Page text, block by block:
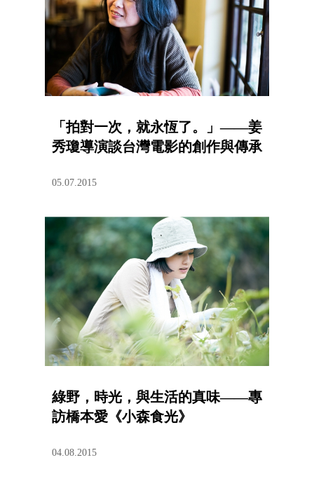
「拍對一次，就永恆了。」——姜
秀瓊導演談台灣電影的創作與傳承
05.07.2015
綠野，時光，與生活的真味——專
訪橋本愛《小森食光》
04.08.2015